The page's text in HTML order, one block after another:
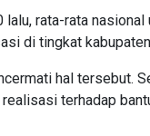
rata-rata
di tingkat
hal tersebut.
terhadap